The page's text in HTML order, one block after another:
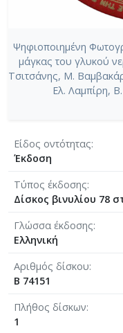
Ψηφιοποιημένη
μάγκας του γλυκού
Τσιτσάνης, Μ.
Ελ. Λαμπίρη,
Είδος οντότητας
Έκδοση
Τύπος έκδοσης
Δίσκος βινυλίου 78
Γλώσσα έκδοσης
Ελληνική
Αριθμός δίσκου
B 74151
Πλήθος δίσκων
1